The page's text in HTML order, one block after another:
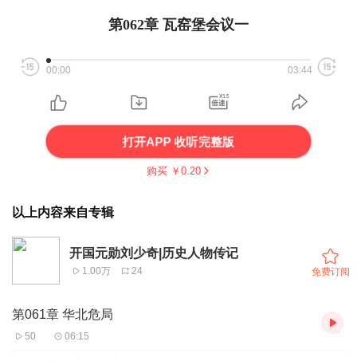
第062章 瓦窑堡会议一
00:00 03:44
打开APP 收听完整版
购买 ￥ 0.20
以上内容来自专辑
开国元勋刘少奇|历史人物传记
1.00万 24 免费订阅
第061章 华北危局
50 06:15